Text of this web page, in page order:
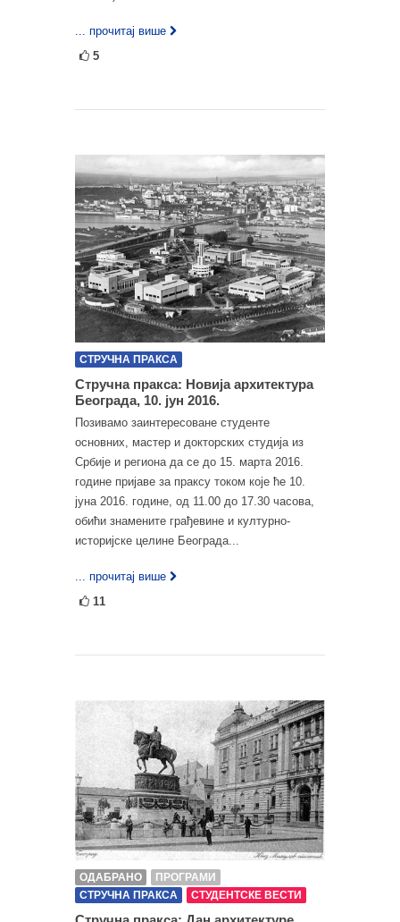
... прочитај више
5
СТРУЧНА ПРАКСА
Стручна пракса: Новија архитектура
Београда, 10. јун 2016.
Позивамо заинтересоване студенте
основних, мастер и докторских студија из
Србије и региона да се до 15. марта 2016.
године пријаве за праксу током које ће 10.
јуна 2016. године, од 11.00 до 17.30 часова,
обићи знамените грађевине и културно-
историјске целине Београда...
... прочитај више
11
ОДАБРАНО
ПРОГРАМИ
СТРУЧНА ПРАКСА
СТУДЕНТСКЕ ВЕСТИ